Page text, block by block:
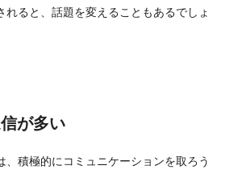
れると、話題を変えることもあるでしょ
が多い
、積極的にコミュニケーションを取ろう